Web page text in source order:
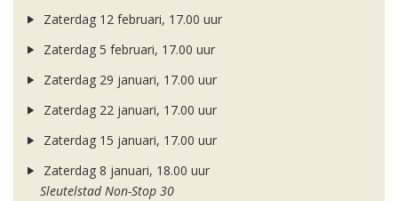
Zaterdag 12 februari, 17.00 uur
Zaterdag 5 februari, 17.00 uur
Zaterdag 29 januari, 17.00 uur
Zaterdag 22 januari, 17.00 uur
Zaterdag 15 januari, 17.00 uur
Zaterdag 8 januari, 18.00 uur
Sleutelstad Non-Stop 30